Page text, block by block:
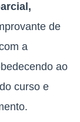
de
a
ao
curso e